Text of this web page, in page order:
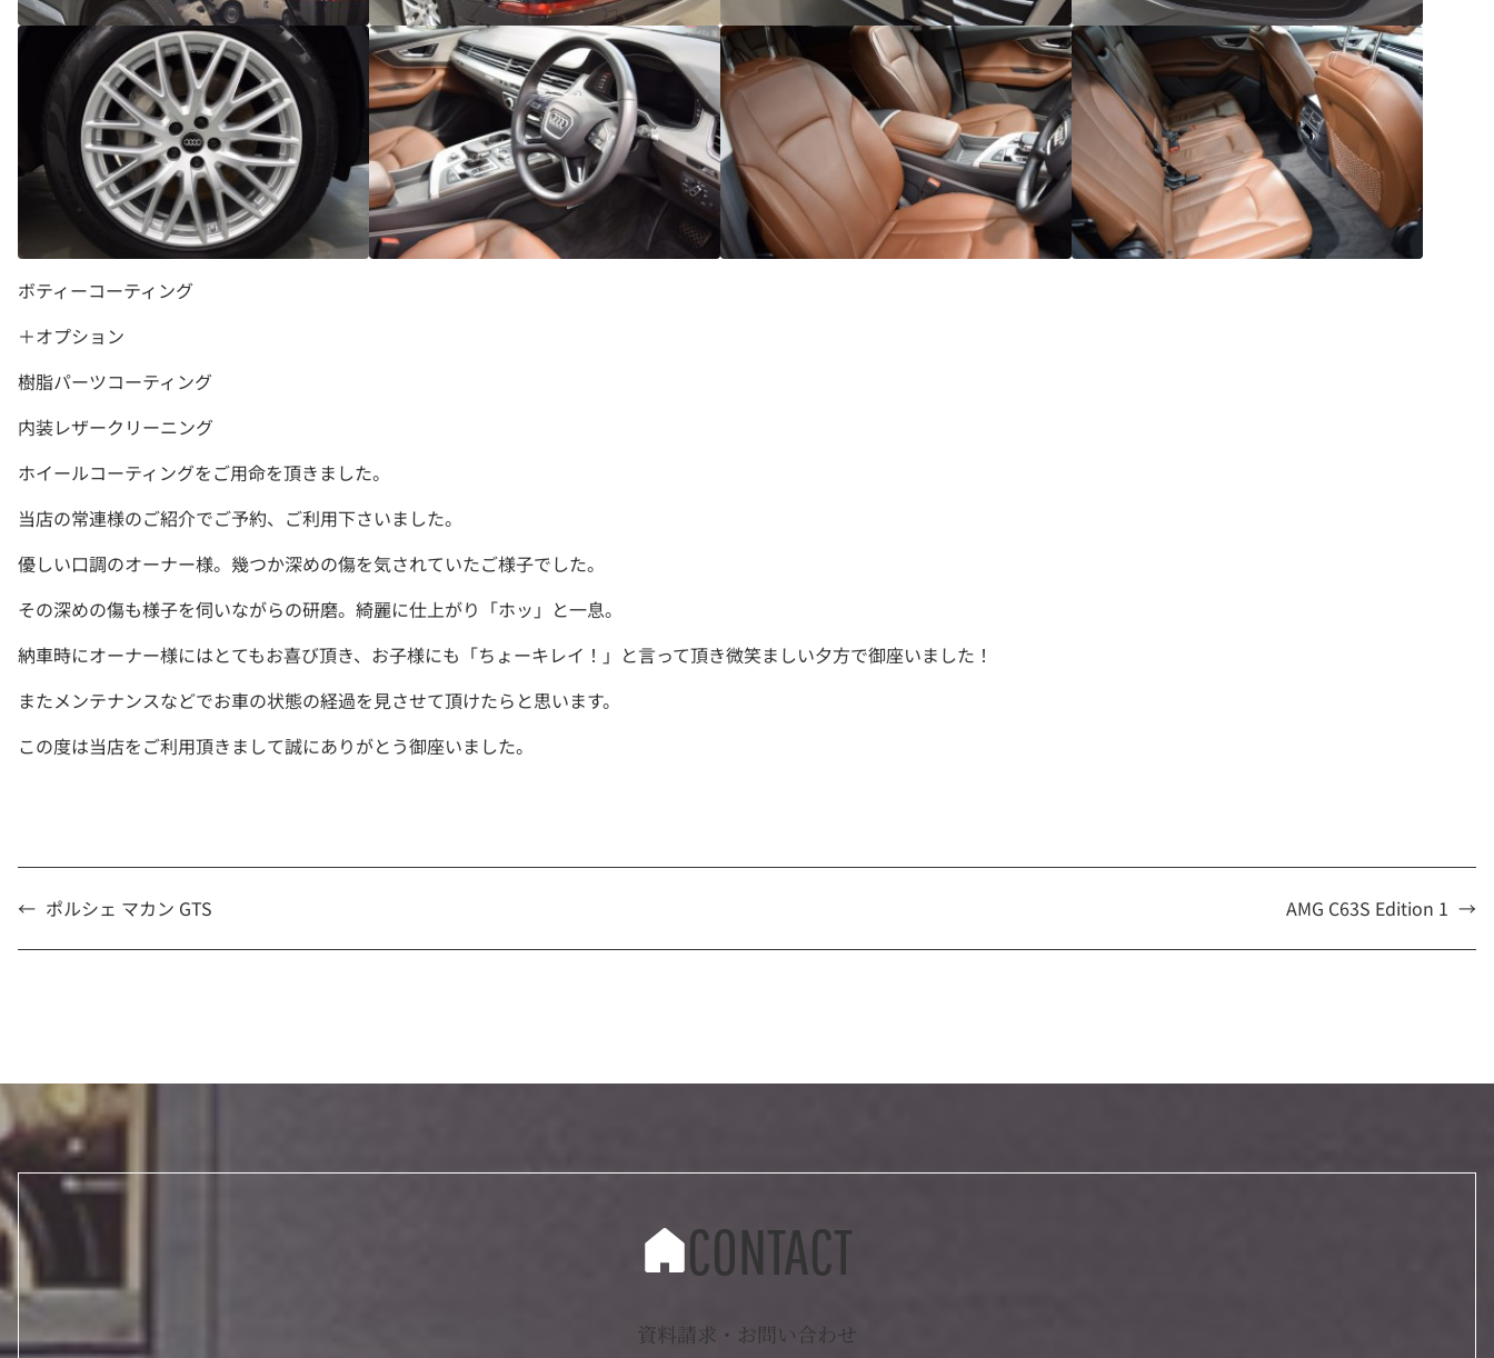
ボティーコーティング
＋オプション
樹脂パーツコーティング
内装レザークリーニング
ホイールコーティングをご用命を頂きました。
当店の常連様のご紹介でご予約、ご利用下さいました。
優しい口調のオーナー様。幾つか深めの傷を気されていたご様子でした。
その深めの傷も様子を伺いながらの研磨。綺麗に仕上がり「ホッ」と一息。
納車時にオーナー様にはとてもお喜び頂き、お子様にも「ちょーキレイ！」と言って頂き微笑ましい夕方で御座いました！
またメンテナンスなどでお車の状態の経過を見させて頂けたらと思います。
この度は当店をご利用頂きまして誠にありがとう御座いました。
← ポルシェ マカン GTS AMG C63S Edition 1 →
CONTACT
資料請求・お問い合わせ